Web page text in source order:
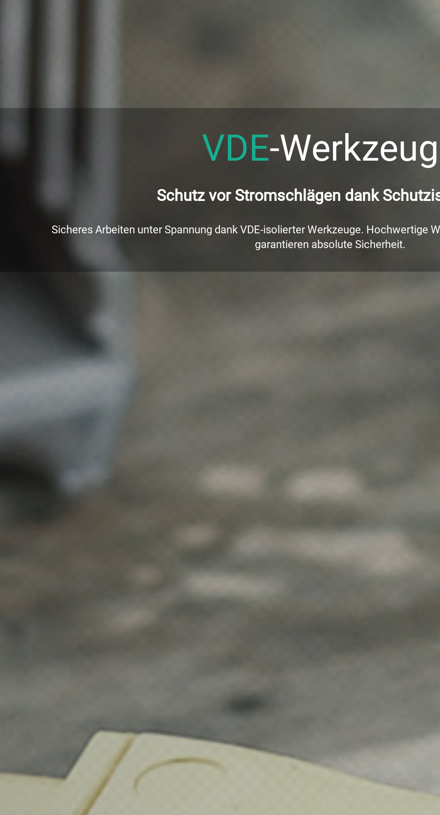
VDE-
Schutz vor Stromschlägen dank
Sicheres Arbeiten unter Spannung dank VDE-isolierter Werkzeuge. Hochwertige
garantieren absolute Sicherheit.